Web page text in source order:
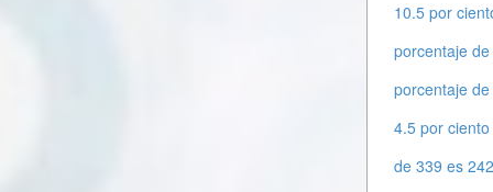
10.5 por
porcentaje
porcentaje
4.5 por
de 339 es